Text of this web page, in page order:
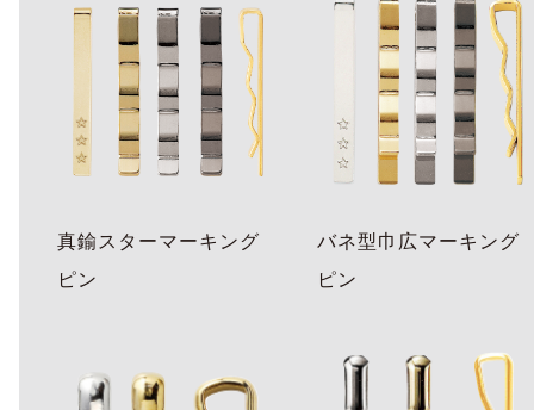
真鍮スターマーキング
ピン
バネ型巾広マーキング
ピン